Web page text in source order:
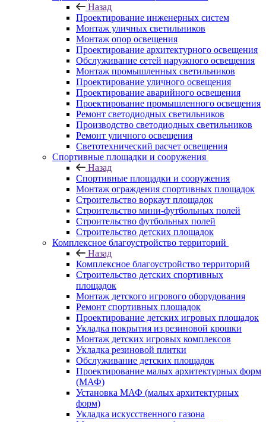
Назад
Проектирование инженерных систем
Монтаж уличных светильников
Монтаж опор освещения
Проектирование архитектурного освещения
Обслуживание сетей наружного освещения
Монтаж промышленных светильников
Проектирование уличного освещения
Проектирование аварийного освещения
Проектирование промышленного освещения
Ремонт светодиодных светильников
Производство светодиодных светильников
Ремонт уличного освещения
Светотехнический расчет освещения
Спортивные площадки и сооружения
Назад
Спортивные площадки и сооружения
Монтаж ограждения спортивных площадок
Строительство воркаут площадок
Строительство мини-футбольных полей
Строительство футбольных полей
Строительство детских площадок
Комплексное благоустройство территорий
Назад
Комплексное благоустройство территорий
Строительство детских спортивных
площадок
Монтаж детского игрового оборудования
Ремонт спортивных площадок
Проектирование детских игровых площадок
Укладка покрытия из резиновой крошки
Монтаж детских игровых комплексов
Укладка резиновой плитки
Обслуживание детских площадок
Проектирование малых архитектурных форм
(МАФ)
Установка МАФ (малых архитектурных
форм)
Укладка искусственного газона